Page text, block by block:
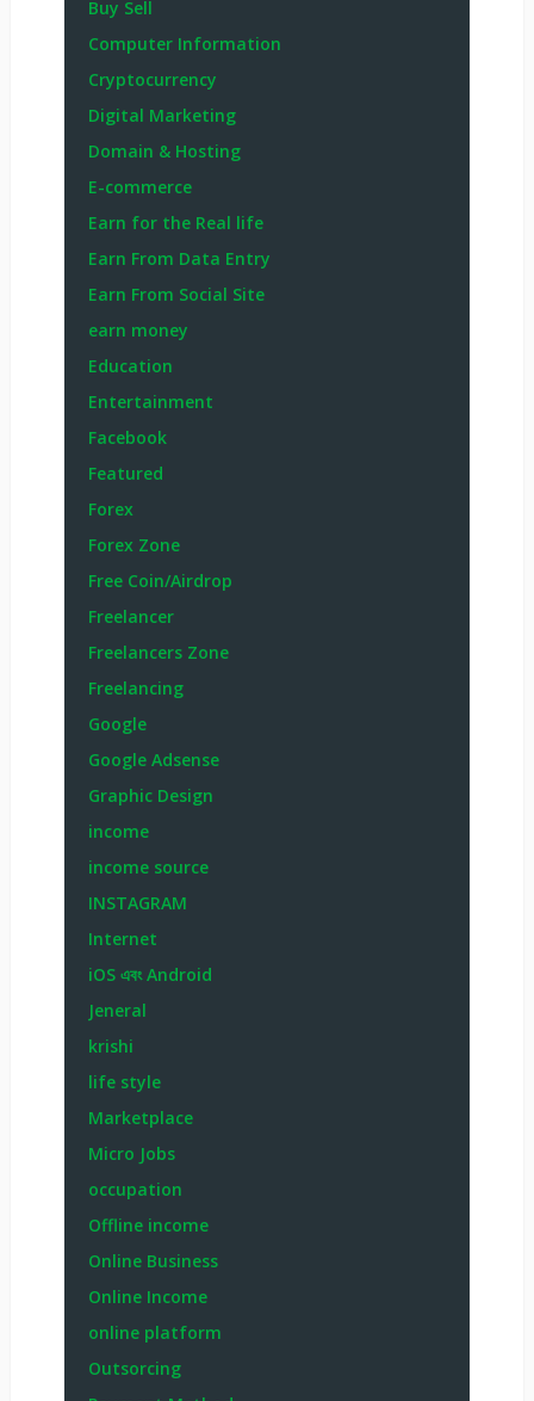
Buy Sell
Computer Information
Cryptocurrency
Digital Marketing
Domain & Hosting
E-commerce
Earn for the Real life
Earn From Data Entry
Earn From Social Site
earn money
Education
Entertainment
Facebook
Featured
Forex
Forex Zone
Free Coin/Airdrop
Freelancer
Freelancers Zone
Freelancing
Google
Google Adsense
Graphic Design
income
income source
INSTAGRAM
Internet
iOS এবং Android
Jeneral
krishi
life style
Marketplace
Micro Jobs
occupation
Offline income
Online Business
Online Income
online platform
Outsorcing